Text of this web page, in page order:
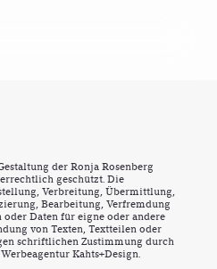
der Ronja Rosenberg
geschützt. Die
Verbreitung, Übermittlung,
Bearbeitung, Verfremdung
Daten für eigne oder andere
von Texten, Textteilen oder
schriftlichen Zustimmung durch
Kahts+Design.